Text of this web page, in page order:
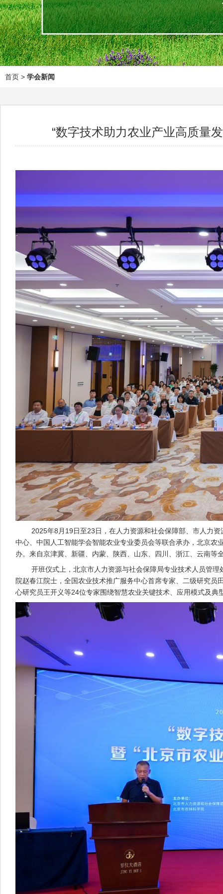
首页 > 学会新闻
“数字技术助力农业产业高质量
2025年8月19日至23日，在人力资源和社会保障部、市人力资
中心、中国人工智能学会智能农业专业委员会等联合承办，北京农
办。来自京津冀、新疆、内蒙、陕西、山东、四川、浙江、云南
开班仪式上，北京市人力资源与社会保障局专业技术人员管理
院赵春江院士，全国农业技术推广服务中心首席专家、二级研究
心研究员王开义等24位专家围绕智慧农业关键技术、应用模式及典